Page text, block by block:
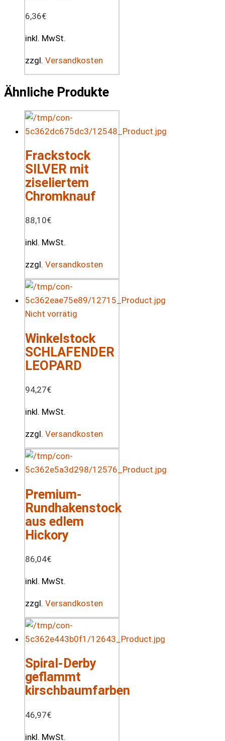
6,36€
inkl. MwSt.
zzgl. Versandkosten
Ähnliche Produkte
Frackstock
SILVER mit
ziseliertem
Chromknauf
88,10€
inkl. MwSt.
zzgl. Versandkosten
Nicht vorrätig
Winkelstock
SCHLAFENDER
LEOPARD
94,27€
inkl. MwSt.
zzgl. Versandkosten
Premium-
Rundhakenstock
aus edlem
Hickory
86,04€
inkl. MwSt.
zzgl. Versandkosten
Spiral-Derby
geflammt
kirschbaumfarben
46,97€
inkl. MwSt.